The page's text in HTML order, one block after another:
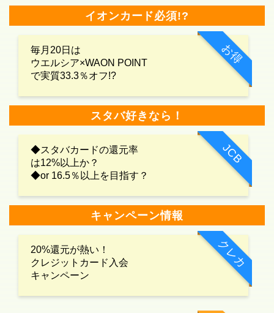
イオンカード必須!?
お得
毎月20日は
ウエルシア×WAON POINT
で実質33.3％オフ!?
スタバ好きなら！
JCB
◆スタバカードの還元率
は12%以上か？
◆or 16.5％以上を目指す？
キャンペーン情報
クレカ
20%還元が熱い！
クレジットカード入会
キャンペーン